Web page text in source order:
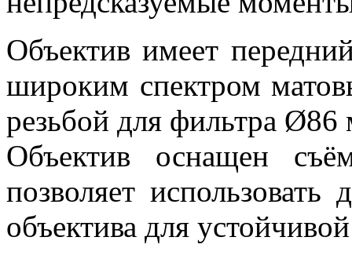
Объектив имеет
широким спектром
резьбой для фильтра
Объектив оснащен
позволяет
объектива для